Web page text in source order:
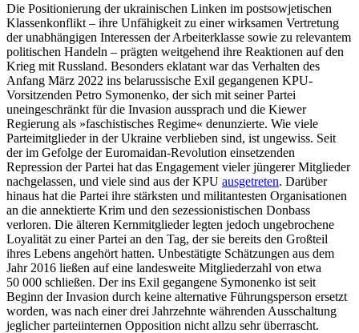
Die Positionierung der ukrainischen Linken im postsowjetischen
Klassenkonflikt – ihre Unfähigkeit zu einer wirksamen Vertretung
der unabhängigen Interessen der Arbeiterklasse sowie zu relevantem
politischen Handeln – prägten weitgehend ihre Reaktionen auf den
Krieg mit Russland. Besonders eklatant war das Verhalten des
Anfang März 2022 ins belarussische Exil gegangenen KPU-
Vorsitzenden Petro Symonenko, der sich mit seiner Partei
uneingeschränkt für die Invasion aussprach und die Kiewer
Regierung als »faschistisches Regime« denunzierte. Wie viele
Parteimitglieder in der Ukraine verblieben sind, ist ungewiss. Seit
der im Gefolge der Euromaidan-Revolution einsetzenden
Repression der Partei hat das Engagement vieler jüngerer Mitglieder
nachgelassen, und viele sind aus der KPU ausgetreten. Darüber
hinaus hat die Partei ihre stärksten und militantesten Organisationen
an die annektierte Krim und den sezessionistischen Donbass
verloren. Die älteren Kernmitglieder legten jedoch ungebrochene
Loyalität zu einer Partei an den Tag, der sie bereits den Großteil
ihres Lebens angehört hatten. Unbestätigte Schätzungen aus dem
Jahr 2016 ließen auf eine landesweite Mitgliederzahl von etwa
50 000 schließen. Der ins Exil gegangene Symonenko ist seit
Beginn der Invasion durch keine alternative Führungsperson ersetzt
worden, was nach einer drei Jahrzehnte währenden Ausschaltung
jeglicher parteiinternen Opposition nicht allzu sehr überrascht.